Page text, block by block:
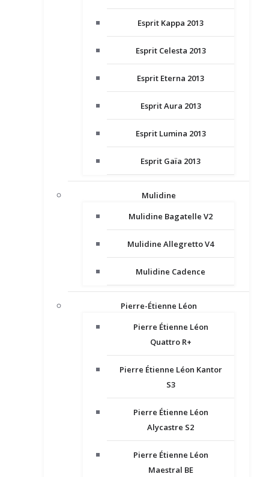
Esprit Kappa 2013
Esprit Celesta 2013
Esprit Eterna 2013
Esprit Aura 2013
Esprit Lumina 2013
Esprit Gaïa 2013
Mulidine
Mulidine Bagatelle V2
Mulidine Allegretto V4
Mulidine Cadence
Pierre-Étienne Léon
Pierre Étienne Léon
Quattro R+
Pierre Étienne Léon Kantor
S3
Pierre Étienne Léon
Alycastre S2
Pierre Étienne Léon
Maestral BE